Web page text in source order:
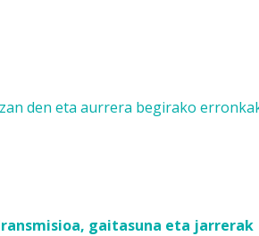
den eta aurrera begirako
gaitasuna eta jarrerak